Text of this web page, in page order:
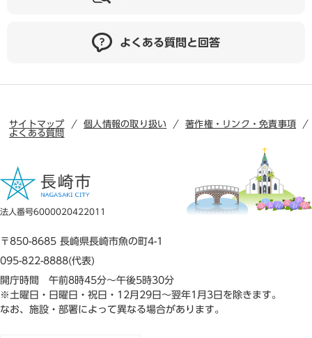
よくある質問と回答
サイトマップ 個人情報の取り扱い
著作権・リンク・免責事項
よくある質問
法人番号6000020422011
〒850-8685 長崎県長崎市魚の町4-1
095-822-8888(代表)
開庁時間 午前8時45分～午後5時30分
※土曜日・日曜日・祝日・12月29日～翌年1月3日を除きます。
なお、施設・部署によって異なる場合があります。